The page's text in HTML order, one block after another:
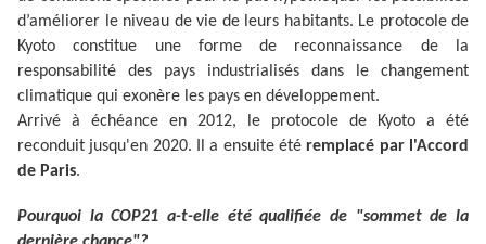
d’améliorer le niveau de vie de leurs habitants. Le protocole de
Kyoto constitue une forme de reconnaissance de la
responsabilité des pays industrialisés dans le changement
climatique qui exonère les pays en développement.
Arrivé à échéance en 2012, le protocole de Kyoto a été
reconduit jusqu'en 2020. Il a ensuite étéremplacé par l'Accord
de Paris.
Pourquoi la COP21 a-t-elle été qualifiée de "sommet de la